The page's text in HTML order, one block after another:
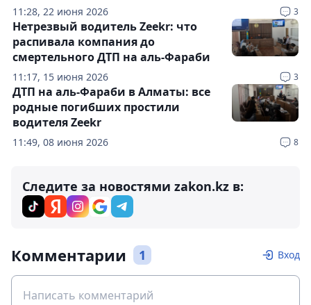
11:28, 22 июня 2026 3
11:17, 15 июня 2026 3
Нетрезвый водитель Zeekr: что
распивала компания до
смертельного ДТП на аль-Фараби
11:49, 08 июня 2026 8
ДТП на аль-Фараби в Алматы: все
родные погибших простили
водителя Zeekr
Следите за новостями zakon.kz в:
Комментарии 1 Вход